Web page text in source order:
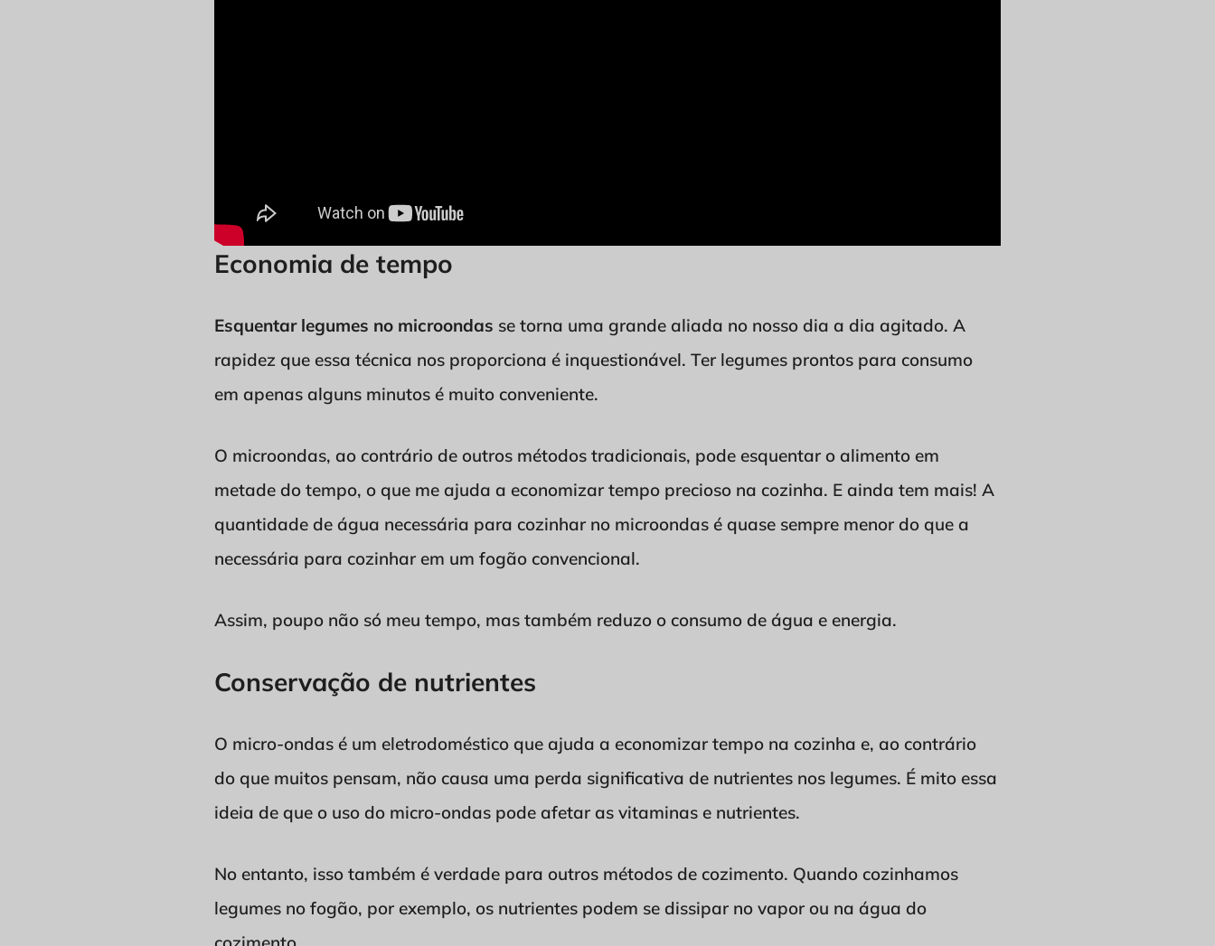
Economia de tempo
Esquentar legumes no microondas se torna uma grande aliada no nosso dia a dia agitado. A
rapidez que essa técnica nos proporciona é inquestionável. Ter legumes prontos para consumo
em apenas alguns minutos é muito conveniente.
O microondas, ao contrário de outros métodos tradicionais, pode esquentar o alimento em
metade do tempo, o que me ajuda a economizar tempo precioso na cozinha. E ainda tem mais! A
quantidade de água necessária para cozinhar no microondas é quase sempre menor do que a
necessária para cozinhar em um fogão convencional.
Assim, poupo não só meu tempo, mas também reduzo o consumo de água e energia.
Conservação de nutrientes
O micro-ondas é um eletrodoméstico que ajuda a economizar tempo na cozinha e, ao contrário
do que muitos pensam, não causa uma perda significativa de nutrientes nos legumes. É mito essa
ideia de que o uso do micro-ondas pode afetar as vitaminas e nutrientes.
No entanto, isso também é verdade para outros métodos de cozimento. Quando cozinhamos
legumes no fogão, por exemplo, os nutrientes podem se dissipar no vapor ou na água do